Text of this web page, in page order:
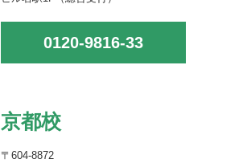
0120-9816-33
京都校
〒604-8872